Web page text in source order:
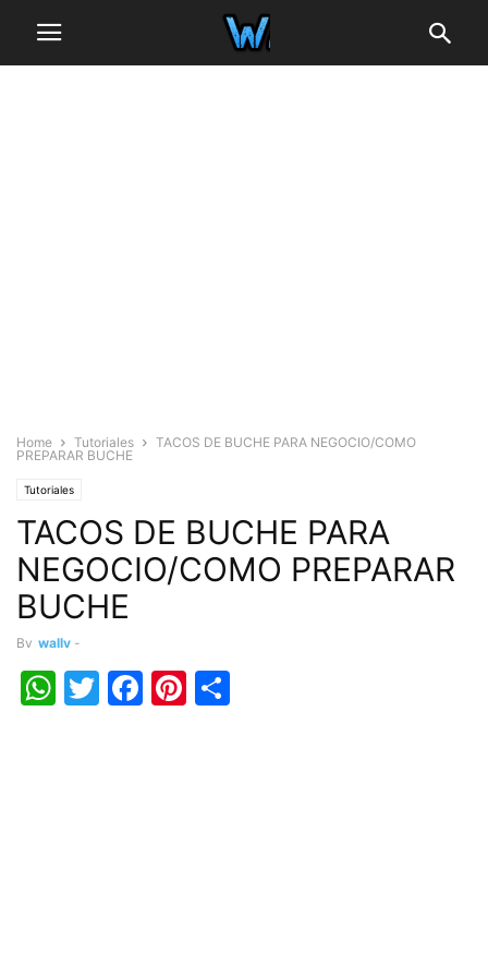
Home Tutoriales
TACOS DE BUCHE PARA NEGOCIO/COMO
PREPARAR BUCHE
Tutoriales
TACOS DE BUCHE PARA
NEGOCIO/COMO PREPARAR
BUCHE
By wally -
WhatsApp
Twitter
Facebook
Pinterest